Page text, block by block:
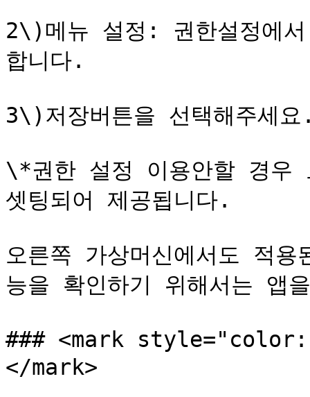
2\)메뉴 설정: 권한설정에
합니다.
3\)저장버튼을 선택해주세
\*권한 설정 이용안할 경우
셋팅되어 제공됩니다.
오른쪽 가상머신에서도 적
능을 확인하기 위해서는 앱
### <mark
</mark>